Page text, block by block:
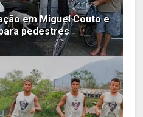
em Miguel Couto e
pedestres